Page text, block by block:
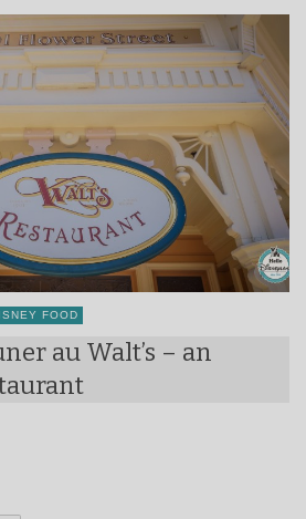
FOOD
au Walt’s – an